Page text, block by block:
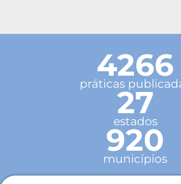
4266
práticas
27
estados
920
municípios